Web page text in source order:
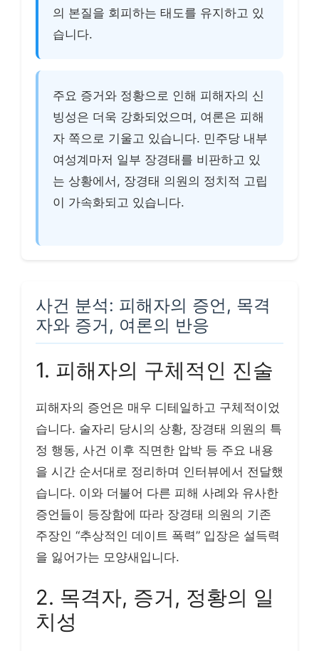
의 본질을 회피하는 태도를 유지하고 있
습니다.
주요 증거와 정황으로 인해 피해자의 신
빙성은 더욱 강화되었으며, 여론은 피해
자 쪽으로 기울고 있습니다. 민주당 내부
여성계마저 일부 장경태를 비판하고 있
는 상황에서, 장경태 의원의 정치적 고립
이 가속화되고 있습니다.
사건 분석: 피해자의 증언, 목격
자와 증거, 여론의 반응
1. 피해자의 구체적인 진술
피해자의 증언은 매우 디테일하고 구체적이었
습니다. 술자리 당시의 상황, 장경태 의원의 특
정 행동, 사건 이후 직면한 압박 등 주요 내용
을 시간 순서대로 정리하며 인터뷰에서 전달했
습니다. 이와 더불어 다른 피해 사례와 유사한
증언들이 등장함에 따라 장경태 의원의 기존
주장인 “추상적인 데이트 폭력” 입장은 설득력
을 잃어가는 모양새입니다.
2. 목격자, 증거, 정황의 일
치성